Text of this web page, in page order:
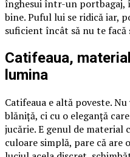
înghesui într-un portbagaj,
bine. Puful lui se ridică iar,
suficient încât să nu te facă
Catifeaua,
lumina
Catifeaua e altă poveste.
blăniță, ci cu o eleganță
jucărie. E genul de material
culoare simplă, pare că are